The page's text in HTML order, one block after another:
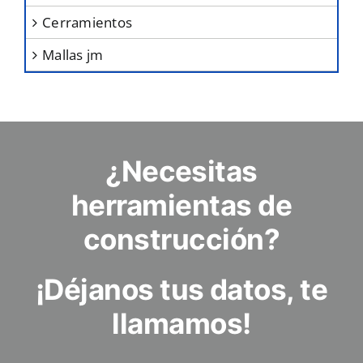
cerramientos
mallas jm
¿Necesitas
herramientas de
construcción?
¡Déjanos tus datos, te
llamamos!